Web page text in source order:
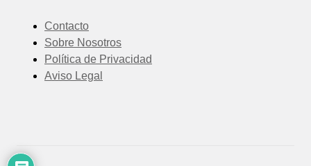
Contacto
Sobre Nosotros
Política de Privacidad
Aviso Legal